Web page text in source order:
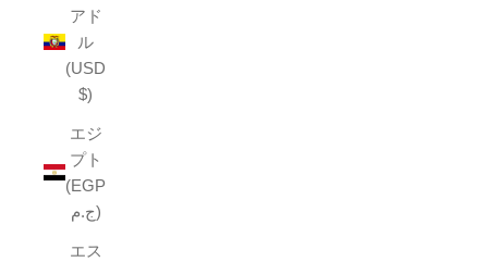
アド
ル
(USD
$)
エジ
プト
(EGP
ج.م)
エス